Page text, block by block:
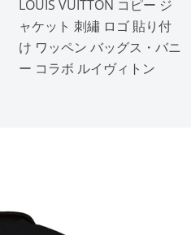
LOUIS VUITTON コピー ジ
ャケット 刺繡 ロゴ 貼り付
け ワッペン バッグス・バニ
ー コラボ ルイヴィトン